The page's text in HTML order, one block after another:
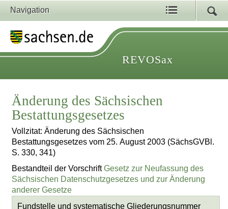
Navigation
REVOSax
Änderung des Sächsischen
Bestattungsgesetzes
Vollzitat: Änderung des Sächsischen
Bestattungsgesetzes vom 25. August 2003 (SächsGVBl.
S. 330, 341)
Bestandteil der VorschriftGesetz zur Neufassung des
Sächsischen Datenschutzgesetzes und zur Änderung
anderer Gesetze
Fundstelle und systematische Gliederungsnummer